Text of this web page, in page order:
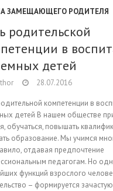
ЗАМЕЩАЮЩЕГО РОДИТЕЛЯ
родительской
в
детей
28.07.2016
компетенции в
детей В нашем обществе
обучаться, повышать
образование. Мы учимся
отдавая предпочтение
педагогам. Но
функций взрослого
– формируется зачастую